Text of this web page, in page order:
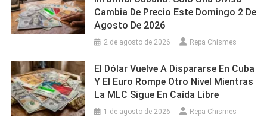
Cambia De Precio Este Domingo 2 De
Agosto De 2026
2 de agosto de 2026 Repa Chismes
El Dólar Vuelve A Dispararse En Cuba
Y El Euro Rompe Otro Nivel Mientras
La MLC Sigue En Caída Libre
1 de agosto de 2026 Repa Chismes